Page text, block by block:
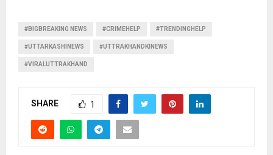
#BIGBREAKING NEWS #CRIMEHELP #TRENDINGHELP
#UTTARKASHINEWS #UTTRAKHANDKINEWS
#VIRALUTTRAKHAND
SHARE 1